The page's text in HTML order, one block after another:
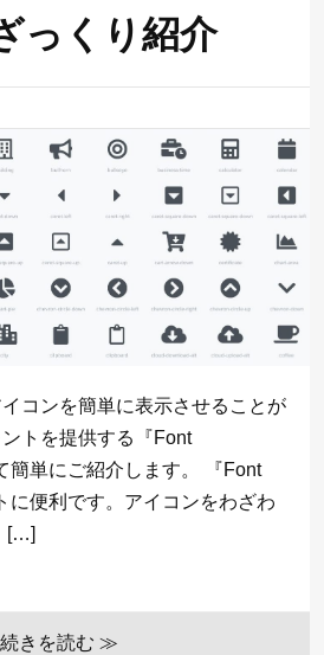
っくり紹介
コンを簡単に表示させることが
トを提供する『Font
簡単にご紹介します。 『Font
に便利です。アイコンをわざわ
[…]
続きを読む ≫